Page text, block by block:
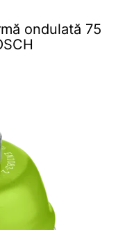
ondulată 75